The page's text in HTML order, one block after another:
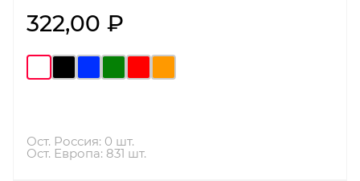
322,00 ₽
Ост. Россия: 0 шт.
Ост. Европа: 831 шт.